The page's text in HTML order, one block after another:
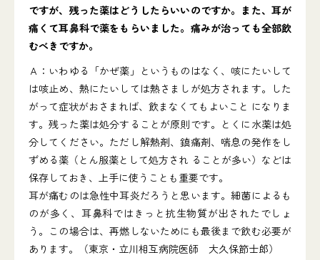
ですが、残った薬はどうしたらいいのですか。また、耳が
痛くて耳鼻科で薬をもらいました。痛みが治っても全部飲
むべきですか。
Ａ：いわゆる「かぜ薬」というものはなく、咳にたいして
は咳止め、熱にたいしては熱さましが処方されます。した
がって症状がおさまれば、飲まなくてもよいこと になりま
す。残った薬は処分することが原則です。とくに水薬は処
分してください。ただし解熱剤、鎮痛剤、喘息の発作をし
ずめる薬（とん服薬として処方され ることが多い）などは
保存しておき、上手に使うことも重要です。
耳が痛むのは急性中耳炎だろうと思います。細菌によるも
のが多く、耳鼻科ではきっと抗生物質が出されたでしょ
う。この場合は、再燃しないためにも最後まで飲む必要が
あります。（東京・立川相互病院医師 大久保節士郎）